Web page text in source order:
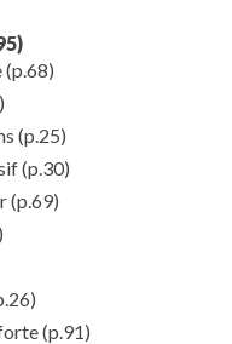
(p.68)
(p.25)
(p.30)
(p.69)
(p.91)